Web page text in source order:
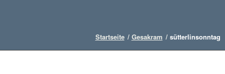
Startseite / Gesakram / sütterlinsonntag